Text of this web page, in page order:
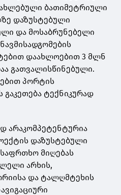
ბათიმეტრიული
დაზუსტებული
და მოსაბრუნებელი
დაახლოებით 3 მლნ
გათვალისწინებული.
პორტის
გაკეთება ტექნიკურად
არაკომპეტენტურია
დაზუსტებული
მიღებას
არხის,
და ტალღმტეხის